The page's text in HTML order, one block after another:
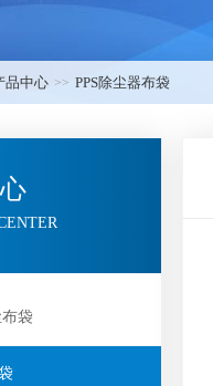
品中心 PPS除尘器布袋
袋